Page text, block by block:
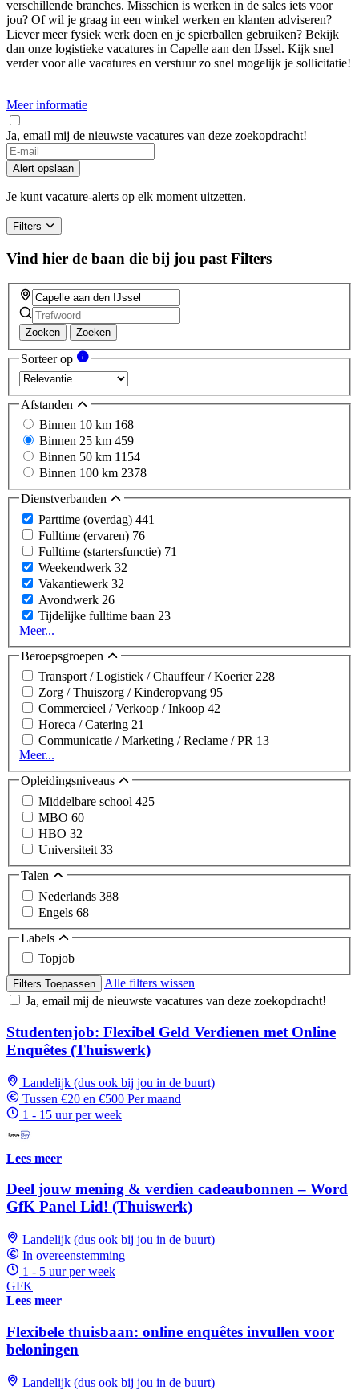
verschillende branches. Misschien is werken in de sales iets voor
jou? Of wil je graag in een winkel werken en klanten adviseren?
Liever meer fysiek werk doen en je spierballen gebruiken? Bekijk
dan onze logistieke vacatures in Capelle aan den IJssel. Kijk snel
verder voor alle vacatures en verstuur zo snel mogelijk je sollicitatie!
Meer informatie
Ja, email mij de nieuwste vacatures van deze zoekopdracht!
Alert opslaan
Je kunt vacature-alerts op elk moment uitzetten.
Filters
Vind hier de baan die bij jou past Filters
Zoeken Zoeken
Sorteer op
Afstanden
Binnen 10 km 168
Binnen 25 km 459
Binnen 50 km 1154
Binnen 100 km 2378
Dienstverbanden
Parttime (overdag) 441
Fulltime (ervaren) 76
Fulltime (startersfunctie) 71
Weekendwerk 32
Vakantiewerk 32
Avondwerk 26
Tijdelijke fulltime baan 23
Meer...
Beroepsgroepen
Transport / Logistiek / Chauffeur / Koerier228
Zorg / Thuiszorg / Kinderopvang 95
Commercieel / Verkoop / Inkoop 42
Horeca / Catering 21
Communicatie / Marketing / Reclame / PR 13
Meer...
Opleidingsniveaus
Middelbare school 425
MBO 60
HBO 32
Universiteit 33
Talen
Nederlands 388
Engels 68
Labels
Topjob
Filters Toepassen
Alle filters wissen
Ja, email mij de nieuwste vacatures van deze zoekopdracht!
Studentenjob: Flexibel Geld Verdienen met Online
Enquêtes (Thuiswerk)
Landelijk (dus ook bij jou in de buurt)
Tussen €20 en €500 Per maand
1 - 15 uur per week
Lees meer
Deel jouw mening & verdien cadeaubonnen – Word
GfK Panel Lid! (Thuiswerk)
Landelijk (dus ook bij jou in de buurt)
In overeenstemming
1 - 5 uur per week
GFK
Lees meer
Flexibele thuisbaan: online enquêtes invullen voor
beloningen
Landelijk (dus ook bij jou in de buurt)